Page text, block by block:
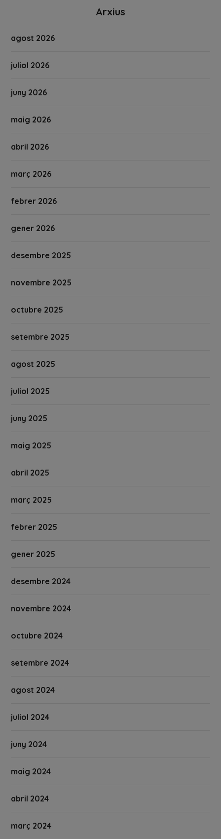
Arxius
agost 2026
juliol 2026
juny 2026
maig 2026
abril 2026
març 2026
febrer 2026
gener 2026
desembre 2025
novembre 2025
octubre 2025
setembre 2025
agost 2025
juliol 2025
juny 2025
maig 2025
abril 2025
març 2025
febrer 2025
gener 2025
desembre 2024
novembre 2024
octubre 2024
setembre 2024
agost 2024
juliol 2024
juny 2024
maig 2024
abril 2024
març 2024